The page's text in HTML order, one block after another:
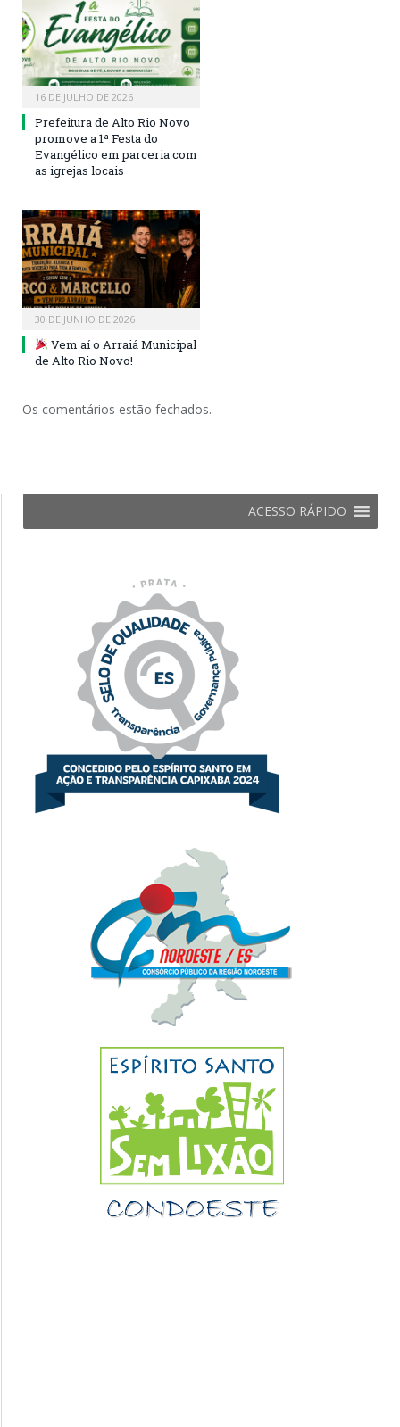
16 DE JULHO DE 2026
Prefeitura de Alto Rio Novo
promove a 1ª Festa do
Evangélico em parceria com
as igrejas locais
30 DE JUNHO DE 2026
Vem aí o Arraiá Municipal
de Alto Rio Novo!
Os comentários estão fechados.
ACESSO RÁPIDO